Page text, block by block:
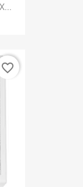
favorite_border